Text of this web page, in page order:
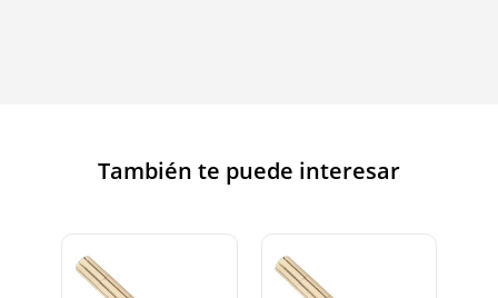
También te puede interesar